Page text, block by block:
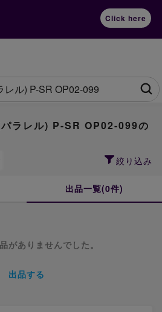
Click here
パラレル) P-SR OP02-099の
絞り込み
出品一覧(0件)
がありませんでした。
出品する